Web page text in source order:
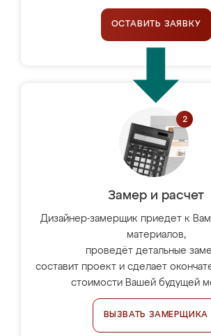
ОСТАВИТЬ ЗАЯВКУ
Замер и расчет
Дизайнер-замерщик приедет к Вам
материалов,
проведёт детальные
составит проект и сделает
стоимости Вашей будущей
ВЫЗВАТЬ ЗАМЕРЩИКА